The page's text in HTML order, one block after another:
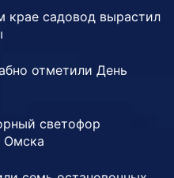
крае садовод вырастил
отметили День
светофор
Омска